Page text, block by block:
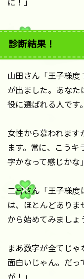
に！」
診断結果！
山田さん「王子様度
が出ました。あなた
役に選ばれる人です。
女性から慕われます
ます。常に、こうキ
字かなって感じかな」
二宮さん「王子様度
は、ほとんどありま
から始めてみましょ
まあ数字が全てじ
面白いじゃん。だっ
が！」